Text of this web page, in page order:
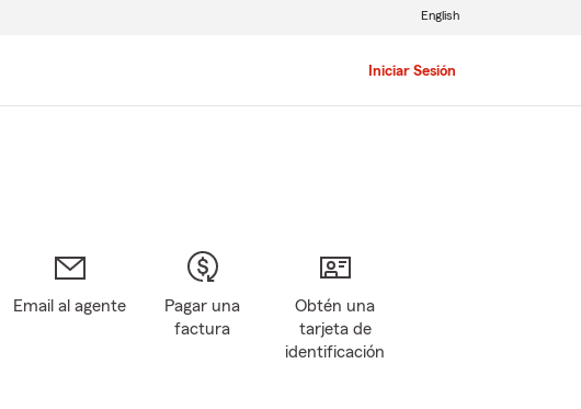
Iniciar Sesión
English
Email al agente
Pagar una
factura
Obtén una
tarjeta de
identificación